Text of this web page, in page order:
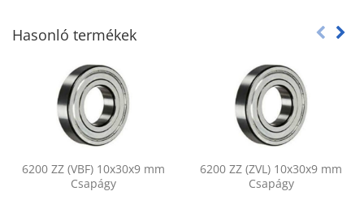
Hasonló termékek
6200 ZZ (VBF) 10x30x9 mm
Csapágy
6200 ZZ (ZVL) 10x30x9 mm
Csapágy